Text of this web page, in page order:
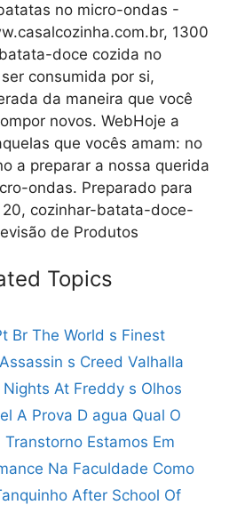
no micro-ondas -
1300
doce cozida no
consumida por si,
da maneira que você
novos. WebHoje a
que vocês amam: no
a preparar a nossa querida
ondas. Preparado para
20, cozinhar-batata-doce-
de Produtos
Topics
Br The World s Finest
Assassin s Creed Valhalla
Nights At Freddy s Olhos
A Prova D agua Qual O
Transtorno Estamos Em
Na Faculdade Como
After School Of